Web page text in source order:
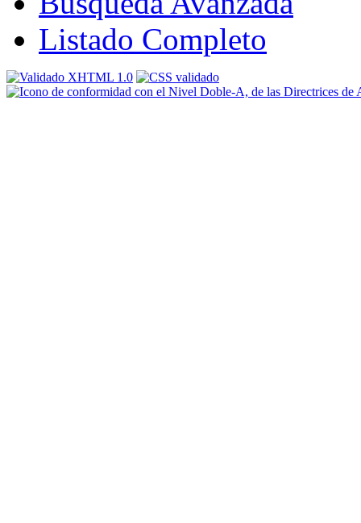
Listado Completo